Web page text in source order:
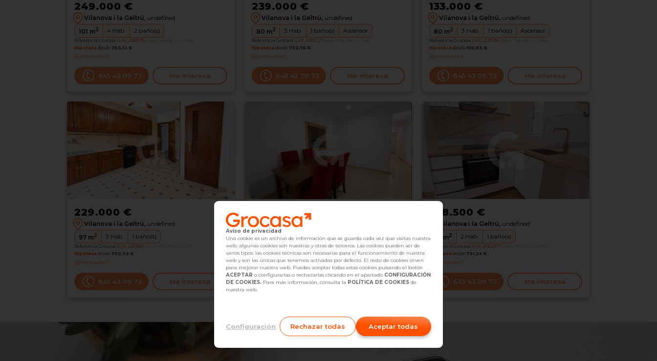
249.000 €
Vilanova i la Geltrú, undefined
101 m2 4 Hab. 2 baño(s)
Referencia Grocasa G49_2001976
Hipoteca desde 763,13 €
Interesados0
645 43 09 73 Me interesa
239.000 €
Vilanova i la Geltrú, undefined
80 m2 3 Hab. 1 baño(s) Ascensor
Referencia Grocasa G49_2001221
Hipoteca desde 732,76 €
Interesados0
645 43 09 73 Me interesa
133.000 €
Vilanova i la Geltrú, undefined
80 m2 3 Hab. 1 baño(s) Ascensor
Referencia Grocasa G49_2001356
Hipoteca desde 410,83 €
Interesados0
645 43 09 73 Me interesa
229.000 €
Vilanova i la Geltrú, undefined
97 m2 3 Hab. 1 baño(s)
Referencia Grocasa G49_2013851
Hipoteca desde 702,39 €
Interesados0
645 43 09 73 Me interesa
220.000 €
Vilanova i la Geltrú,
70m 3Hab. 1baño(s)
Referencia GrocasaG49_2003972Hace más de un mes
Hipotecadesde675,06 €
Interesados0
645 43 09 73 Me interesa
238.500 €
Vilanova i la Geltrú, undefined
m2 2 Hab. 1 baño(s)
Referencia Grocasa G49_2003977
Hipoteca desde 731,24 €
Interesados0
645 43 09 73 Me interesa
Aviso de privacidad
Una cookie es un archivo de información que se guarda cada vez que visitas nuestra
web: algunas cookies son nuestras y otras de terceros. Las cookies pueden ser de
varios tipos: las cookies técnicas son necesarias para el funcionamiento de nuestra
web y son las únicas que tenemos activadas por defecto. El resto de cookies sirven
para mejorar nuestra web. Puedes aceptar todas estas cookies pulsando el botón
ACEPTAR o configurarlas o rechazarlas clicando en el apartado CONFIGURACIÓN
DE COOKIES. Para más información, consulta la POLÍTICA DE COOKIES de
nuestra web.
Configuración Rechazar todas Aceptar todas